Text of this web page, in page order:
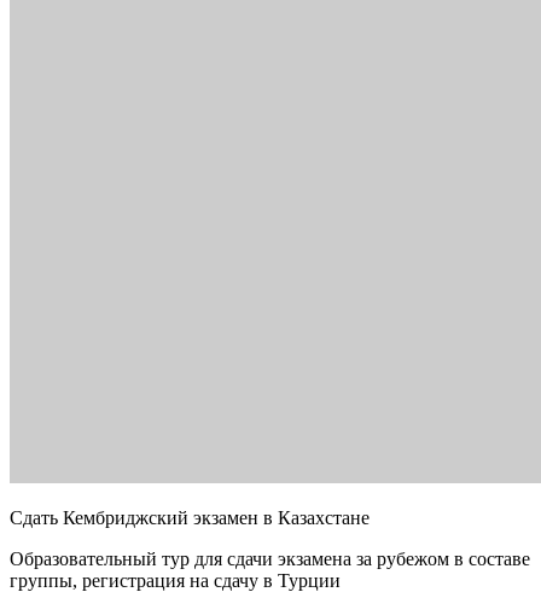
Сдать Кембриджский экзамен в Казахстане
Образовательный тур для сдачи экзамена за рубежом в составе
группы, регистрация на сдачу в Турции